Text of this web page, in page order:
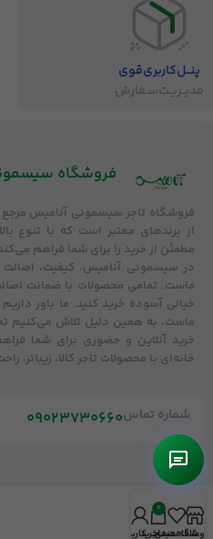
پنــل‌کاربری‌قوی
مدیــریـت‌سـفارش
فروشگاه‌
فروشگاه تاجر سیسمونی آنامیس
از برندهای معتبر است که با تنوع
مطمئن از خرید را برای شما فراهم
در سیسمونی آنامیس، کیفیت،
ماست. تمامی محصولات با ضمانت
خیالی آسوده خرید کنید. ما باور
ماست، به همین دلیل تلاش می‌کنیم
خرید آنلاین و حضوری برای شما
خانه‌ای با محصولات تاجر کالا، زیباتر،
شماره تماس09023730660
فروشگاه
علاقه مندی
0
سبد خرید
حساب کاربری من